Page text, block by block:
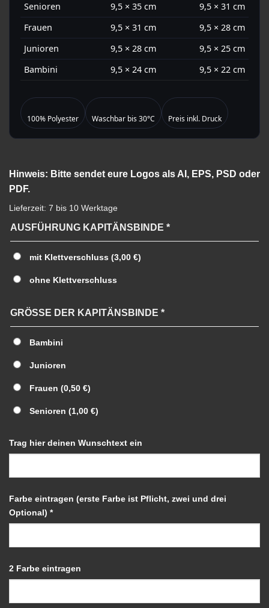
Senioren 9,5 × 35 cm
9,5 × 31 cm
Frauen
9,5 × 31 cm
9,5 × 28 cm
Junioren
9,5 × 28 cm
9,5 × 25 cm
Bambini
9,5 × 24 cm 9,5 × 22 cm
100% Polyester Waschbar bis 30°C Preis inkl. Druck
Hinweis: Bitte sendet eure Logos als AI, EPS, PSD oder
PDF.
Lieferzeit: 7 bis 10 Werktage
AUSFÜHRUNG KAPITÄNSBINDE *
mit Klettverschluss (3,00 €)
ohne Klettverschluss
GRÖSSE DER KAPITÄNSBINDE *
Bambini
Junioren
Frauen (0,50 €)
Senioren (1,00 €)
Trag hier deinen Wunschtext ein
Farbe eintragen (erste Farbe ist Pflicht, zwei und drei
Optional) *
2 Farbe eintragen